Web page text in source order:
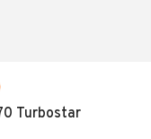
disponibili